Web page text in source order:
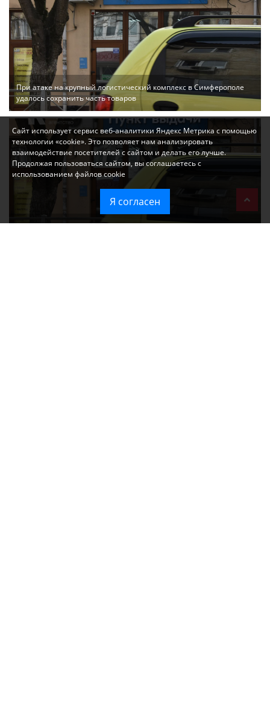
При атаке на крупный логистический комплекс в Симферополе
удалось сохранить часть товаров
Ozon перестал принимать новые заказы в Крым
Сайт использует сервис веб-аналитики Яндекс Метрика с помощью
технологии «cookie». Это позволяет нам анализировать
взаимодействие посетителей с сайтом и делать его лучше.
Продолжая пользоваться сайтом, вы соглашаетесь с
использованием файлов cookie
Я согласен